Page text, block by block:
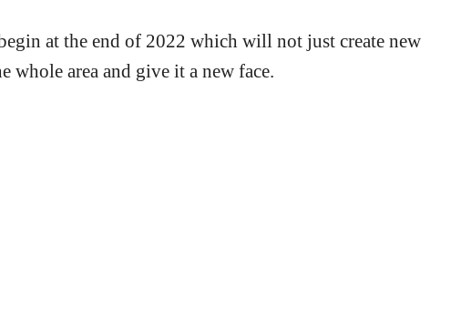
at the end of 2022 which will not just create new
whole area and give it a new face.